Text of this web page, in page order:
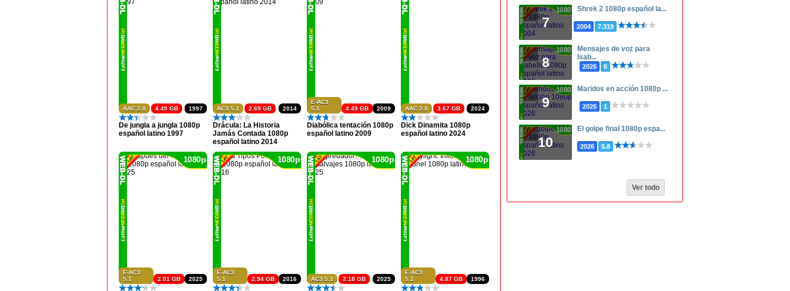
AAC 2.0 1997
4.49 GB
De jungla a jungla 1080p
español latino 1997
AC3 5.1 2014
2.69 GB
Drácula: La Historia
Jamás Contada 1080p
español latino 2014
E-AC3
5.1
2009
4.49 GB
Diabólica tentación 1080p
español latino 2009
AAC 2.0 2024
3.67 GB
Dick Dinamita 1080p
español latino 2024
E-AC3
5.1
2025
2.01 GB
1080p
E-AC3
5.1
2016
2.94 GB
1080p
AC3 5.1 2025
2.18 GB
1080p
E-AC3
5.1
1996
4.87 GB
1080p
7
1080p Shrek 2 1080p español la...
2004 7.319
8
1080p
Mensajes de voz para
Isab...
2026 6
9
1080p Maridos en acción 1080p ...
2026 1
10
1080p El golpe final 1080p espa...
2026 5.8
Ver todo